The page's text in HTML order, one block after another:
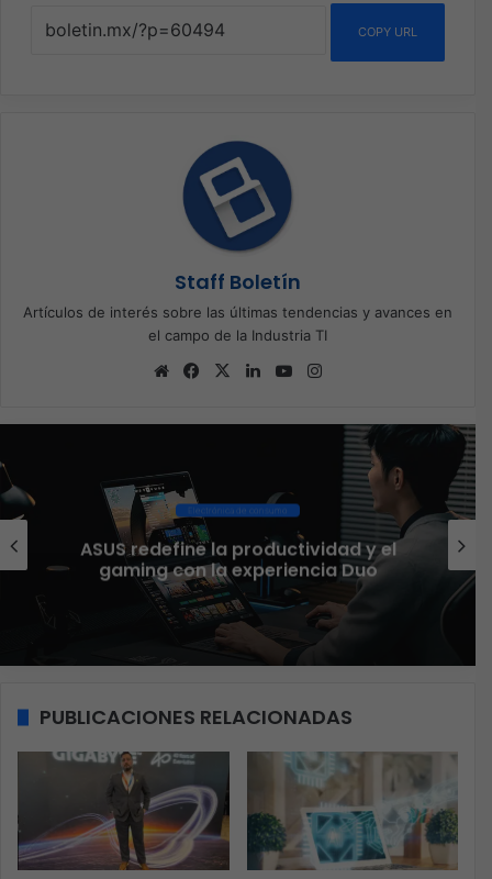
COPY URL
Staff Boletín
Artículos de interés sobre las últimas tendencias y avances en
el campo de la Industria TI
Sitio
Facebook
X LinkedInYouTube
Ciberseguridad
El 73% de las empresas en LATAM
aseguran que el phishing sigue
funcionando
PUBLICACIONES RELACIONADAS